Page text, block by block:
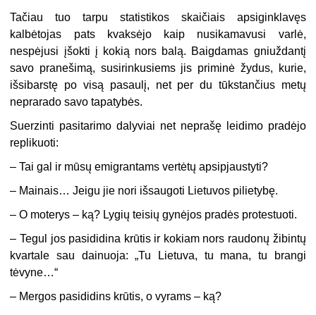
Tačiau tuo tarpu statistikos skaičiais apsiginklavęs
kalbėtojas pats kvaksėjo kaip nusikamavusi varlė,
nespėjusi įšokti į kokią nors balą. Baigdamas gniuždantį
savo pranešimą, susirinkusiems jis priminė žydus, kurie,
išsibarstę po visą pasaulį, net per du tūkstančius metų
neprarado savo tapatybės.
Suerzinti pasitarimo dalyviai net neprašę leidimo pradėjo
replikuoti:
– Tai gal ir mūsų emigrantams vertėtų apsipjaustyti?
– Mainais… Jeigu jie nori išsaugoti Lietuvos pilietybę.
– O moterys – ką? Lygių teisių gynėjos pradės protestuoti.
– Tegul jos pasididina krūtis ir kokiam nors raudonų žibintų
kvartale sau dainuoja: „Tu Lietuva, tu mana, tu brangi
tėvyne…“
– Mergos pasididins krūtis, o vyrams – ką?